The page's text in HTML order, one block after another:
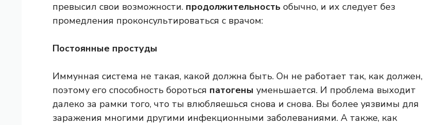
превысил свои возможности. продолжительность обычно, и их следует без
промедления проконсультироваться с врачом:
Постоянные простуды
Иммунная система не такая, какой должна быть. Он не работает так, как должен,
поэтому его способность бороться патогены уменьшается. И проблема выходит
далеко за рамки того, что ты влюбляешься снова и снова. Вы более уязвимы для
заражения многими другими инфекционными заболеваниями. А также, как